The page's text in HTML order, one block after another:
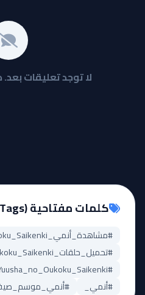
لا توجد تعليقات
كلمات مفتاحية (Tags)
#Genjitsu_Shugi_Yuusha_no_Oukoku_Saikenki_مترجم
#أنمي_